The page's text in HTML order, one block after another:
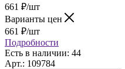
661 ₽/шт
Варианты цен
661 ₽/шт
Подробности
Есть в наличии: 44
Арт.: 109784